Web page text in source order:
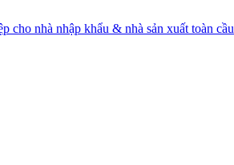
cho nhà nhập khẩu & nhà sản xuất toàn cầu